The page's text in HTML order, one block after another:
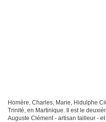
Homère, Charles, Marie, Hidulphe
Trinité, en Martinique. Il est le
Auguste Clément - artisan tailleur -